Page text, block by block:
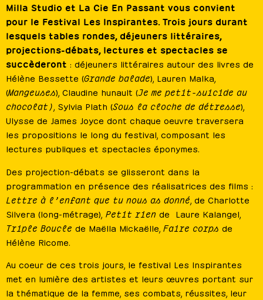
Milla Studio et La Cie En Passant vous convient
pour le Festival Les Inspirantes. Trois jours durant
lesquels tables rondes, déjeuners littéraires,
projections-débats, lectures et spectacles se
succèderont : déjeuners littéraires autour des livres de
Hélène Bessette (Grande balade), Lauren Malka,
(Mangeuses), Claudine hunault (Je me petit-suicide au
chocolat) , Sylvia Plath (Sous la cloche de détresse),
Ulysse de James Joyce dont chaque oeuvre traversera
les propositions le long du festival, composant les
lectures publiques et spectacles éponymes.
Des projection-débats se glisseront dans la
programmation en présence des réalisatrices des films :
Lettre à l’enfant que tu nous as donné , de Charlotte
Silvera (long-métrage), Petit rien de Laure Kalangel,
Triple Boucle de Maëlla Mickaëlle, Faire corps de
Hélène Ricome.
Au coeur de ces trois jours, le festival Les Inspirantes
met en lumière des artistes et leurs œuvres portant sur
la thématique de la femme, ses combats, réussites, leur